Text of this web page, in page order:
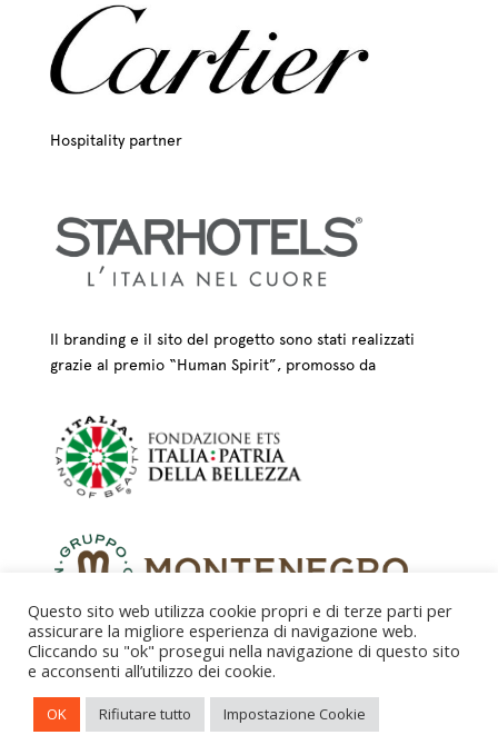
Hospitality partner
Il branding e il sito del progetto sono stati realizzati
grazie al premio “Human Spirit”, promosso da
CREDITS – © FONDAZIONE COLOGNI DEI MESTIERI
D’ARTE ETS 2025
Questo sito web utilizza cookie propri e di terze parti per
assicurare la migliore esperienza di navigazione web.
Cliccando su "ok" prosegui nella navigazione di questo sito
e acconsenti all’utilizzo dei cookie.
OK Rifiutare tutto Impostazione Cookie